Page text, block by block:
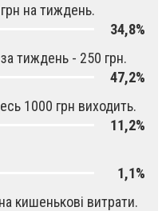
на тиждень.
34,8%
тиждень - 250 грн.
47,2%
1000 грн виходить.
11,2%
1,1%
кишенькові витрати.